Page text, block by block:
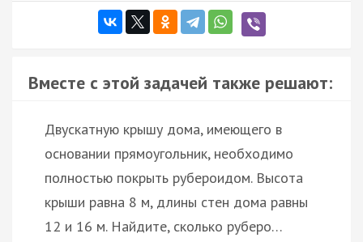
Вместе с этой задачей также решают:
Двускатную крышу дома, имеющего в
основании прямоугольник, необходимо
полностью покрыть рубероидом. Высота
крыши равна 8 м, длины стен дома равны
12 и 16 м. Найдите, сколько руберо…